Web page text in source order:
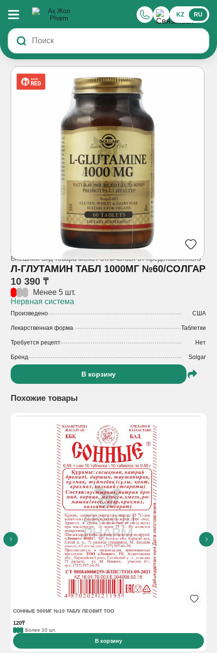
KZ RU
Внешний вид товара может отличаться от представленного
Л-ГЛУТАМИН ТАБЛ 1000МГ №60/СОЛГАР
10 390 ₸
Менее 5 шт.
Нервная система
Произведено США
Лекарственная форма Таблетки
Требуется рецепт Нет
Бренд Solgar
В корзину
Похожие товары
СОННЫЕ 500МГ №10 ТАБЛ/ ЛЕОВИТ ТОО
120₸
Более 10 шт.
В корзину